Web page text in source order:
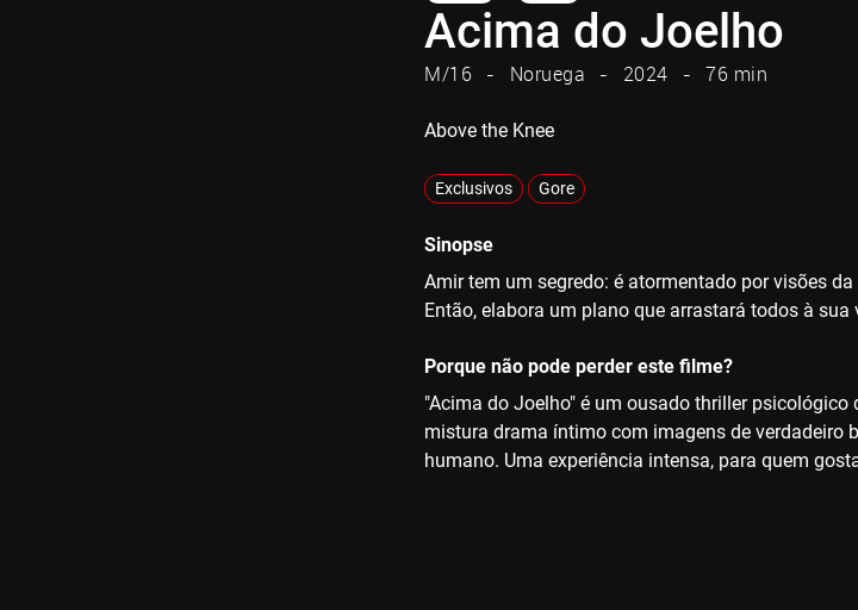
Acima do Joelho
M/16 Noruega 2024 76 min
Above the Knee
Exclusivos Gore
Sinopse
Amir tem um segredo: é atormentado por visões
Então, elabora um plano que arrastará todos à
Porque não pode perder este filme?
"Acima do Joelho" é um ousado thriller
mistura drama íntimo com imagens de verdadeiro
humano. Uma experiência intensa, para quem